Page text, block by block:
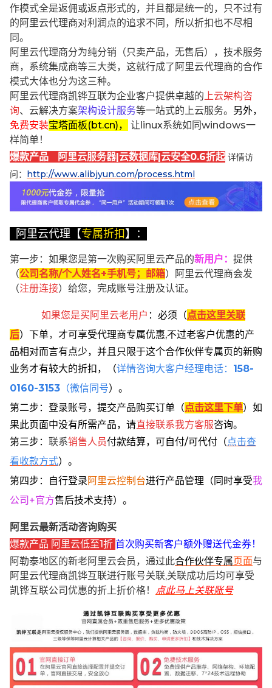
作模式全是返佣或返点形式的，并且都是统一的，只不过有
的阿里云代理商对利润点的追求不同，所以折扣也不尽相
同。
阿里云代理商分为纯分销（只卖产品，无售后），技术服务
商，系统集成商等三大类，这就行成了阿里云代理商的合作
模式大体也分为这三种。
阿里云代理商凯铧互联为企业客户提供卓越的 上云架构咨
询、云解决方案架构设计服务等一站式的上云服务。 另外，
免费安装宝塔面板(bt.cn)，
让linux系统如同windows一
样简单！
爆款产品 阿里云服务器|云数据库|云安全0.6折起 详情访
问： http://www.alibjyun.com/process.html
阿里云代理【专属折扣】：
第一步：如果您是第一次购买阿里云产品的新用户 ： 提供
（公司名称/个人姓名+手机号；邮箱）阿里云代理商会发
（注册连接）给您，完成账号注册及认证。
如果您是买阿里云老用户 ： 必须 （点击这里关联
后） 下单， 才可享受代理商专属优惠,不过老客户优惠的产
品相对而言有点少，并且只限于这个合作伙伴专属页的新购
业务才有较大的折扣，
（详情咨询大客户经理电话： 158-
0160-3153 （微信同号）。
第二步：登录账号，提交产品购买订单（点击这里下单） 如
果此页面中没有所需产品，请直接联系我方客服咨询。
第三步： 联系销售人员付款结算，可自付/可代付（点击查
看收款方式）。
第四步：自行登录阿里云控制台进行产品管理（同时享受我
公司+官方售后技术支持）。
阿里云最新活动咨询购买
爆款产品 阿里云低至1折 首次购买新客户额外赠送代金券！
阿勒泰地区的新老阿里云会员，通过此合作伙伴专属页面与
阿里云代理商凯铧互联进行账号关联,关联成功后均可享受
凯铧互联公司优惠的折上折价格！
点此马上关联账号